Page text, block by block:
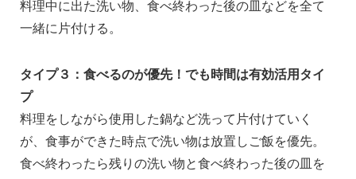
料理中に出た洗い物、食べ終わった後の皿などを全て
一緒に片付ける。
タイプ３：食べるのが優先！でも時間は有効活用タイ
プ
料理をしながら使用した鍋など洗って片付けていく
が、食事ができた時点で洗い物は放置しご飯を優先。
食べ終わったら残りの洗い物と食べ終わった後の皿を